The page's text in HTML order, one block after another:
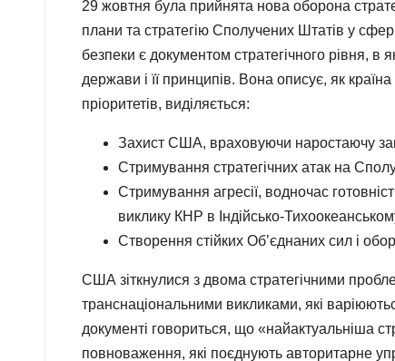
29 жовтня була прийнята нова оборона
плани та стратегію Сполучених Штатів у
безпеки є документом стратегічного рівня,
держави і її принципів. Вона описує, як
пріоритетів, виділяється:
Захист США, враховуючи наростаючу
Стримування стратегічних атак на
Стримування агресії, водночас
виклику КНР в Індійсько-
Створення стійких Об’єднаних сил і
США зіткнулися з двома стратегічними
транснаціональними викликами, які
документі говориться, що «найактуальніша
повноваження, які поєднують авторитарне